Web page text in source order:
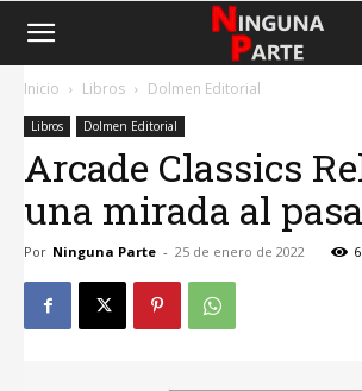
Inicio Libros Dolmen Editorial
Libros Dolmen Editorial
Arcade Classics
una mirada al
Por Ninguna Parte - 25 de enero de 2022